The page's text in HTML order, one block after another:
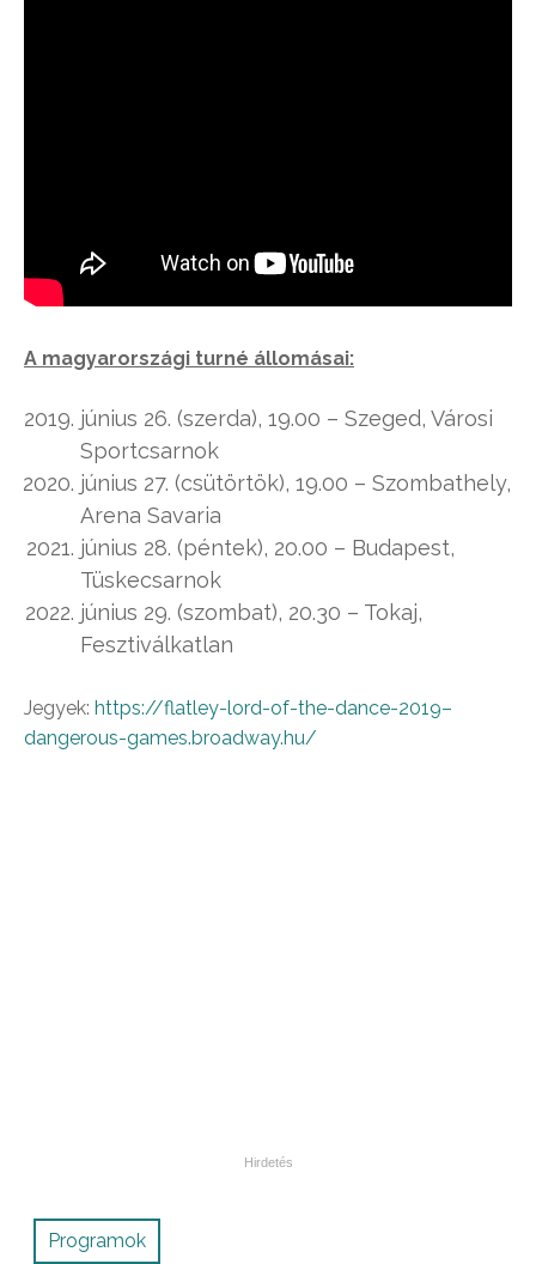
A magyarországi turné állomásai:
június 26. (szerda), 19.00 – Szeged, Városi
Sportcsarnok
június 27. (csütörtök), 19.00 – Szombathely,
Arena Savaria
június 28. (péntek), 20.00 – Budapest,
Tüskecsarnok
június 29. (szombat), 20.30 – Tokaj,
Fesztiválkatlan
Jegyek: https://flatley-lord-of-the-dance-2019–
dangerous-games.broadway.hu/
Programok